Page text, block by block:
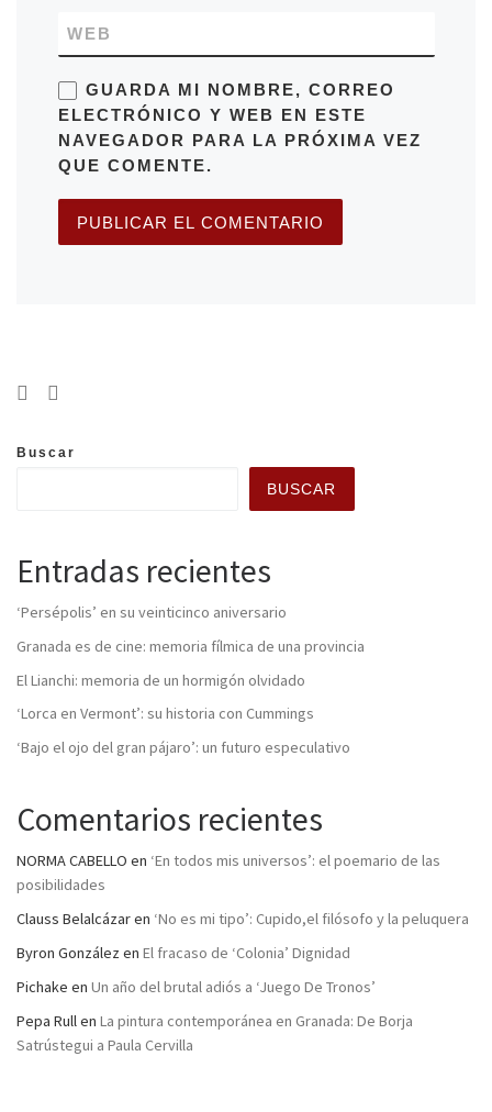
WEB
GUARDA MI NOMBRE, CORREO
ELECTRÓNICO Y WEB EN ESTE
NAVEGADOR PARA LA PRÓXIMA VEZ
QUE COMENTE.
Buscar
BUSCAR
Entradas recientes
‘Persépolis’ en su veinticinco aniversario
Granada es de cine: memoria fílmica de una provincia
El Lianchi: memoria de un hormigón olvidado
‘Lorca en Vermont’: su historia con Cummings
‘Bajo el ojo del gran pájaro’: un futuro especulativo
Comentarios recientes
NORMA CABELLO en ‘En todos mis universos’: el poemario de las
posibilidades
Clauss Belalcázaren ‘No es mi tipo’: Cupido,el filósofo y la peluquera
Byron González en El fracaso de ‘Colonia’ Dignidad
Pichake en Un año del brutal adiós a ‘Juego De Tronos’
Pepa Rullen La pintura contemporánea en Granada: De Borja
Satrústegui a Paula Cervilla